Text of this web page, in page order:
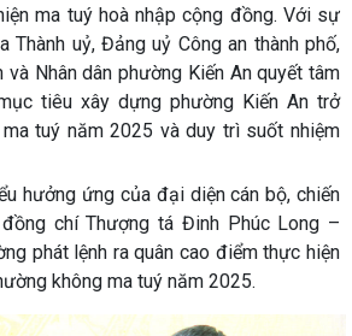
ma tuý hoà nhập cộng đồng. Với sự
Thành uỷ, Đảng uỷ Công an thành phố,
và Nhân dân phường Kiến An quyết tâm
tiêu xây dựng phường Kiến An trở
tuý năm 2025 và duy trì suốt nhiệm
hưởng ứng của đại diện cán bộ, chiến
chí Thượng tá Đinh Phúc Long –
phát lệnh ra quân cao điểm thực hiện
không ma tuý năm 2025.